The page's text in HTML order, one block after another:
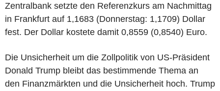
Zentralbank setzte den Referenzkurs am Nachmittag
in Frankfurt auf 1,1683 (Donnerstag: 1,1709) Dollar
fest. Der Dollar kostete damit 0,8559 (0,8540) Euro.
Die Unsicherheit um die Zollpolitik von US-Präsident
Donald Trump bleibt das bestimmende Thema an
den Finanzmärkten und die Unsicherheit hoch. Trump